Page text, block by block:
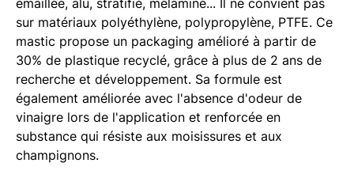
sur matériaux polyéthylène, polypropylène, PTFE. Ce
mastic propose un packaging amélioré à partir de
30% de plastique recyclé, grâce à plus de 2 ans de
recherche et développement. Sa formule est
également améliorée avec l'absence d'odeur de
vinaigre lors de l'application et renforcée en
substance qui résiste aux moisissures et aux
champignons.